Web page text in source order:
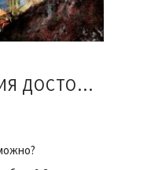
ОЗЕРО КОМО ИТАЛИЯ ДОСТОПРИМЕЧАТЕЛЬНОСТИ